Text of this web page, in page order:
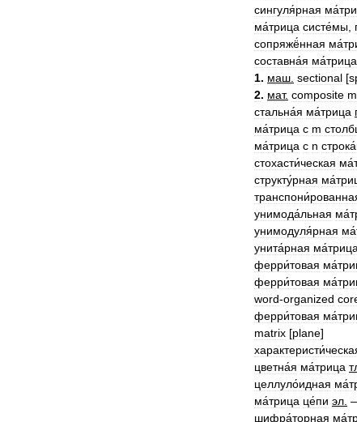
сингуля́рная
ма́трица систе́мы
сопряжё́нная
составна́я ма́трица
1. маш sectional [
2. мат. composite
стальна́я ма́трица
ма́трица с m
ма́трица с n
стохасти́ческая
структу́рная
унимода́льная
унимодуля́рная
унита́рная ма́трица
ферри́товая
ферри́товая
word-organized
ферри́товая
matrix [plane]
цветна́я ма́трица
целлуло́идная
ма́трица це́пи эл
шифра́торная